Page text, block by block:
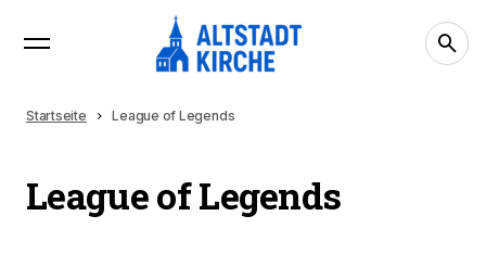
Startseite League of Legends
League of Legends